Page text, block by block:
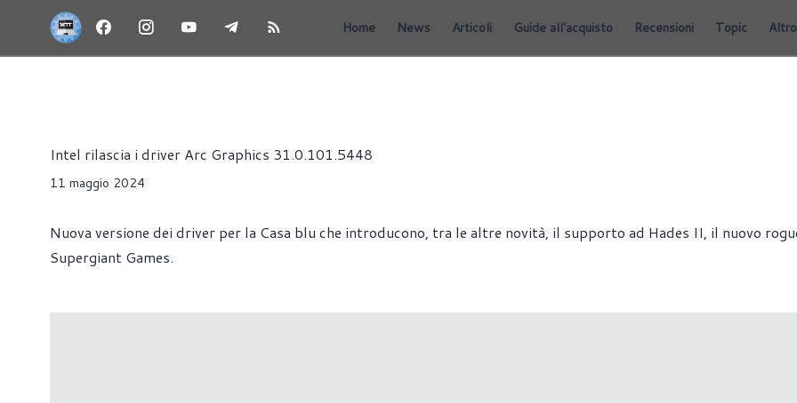
Home News Articoli Guide all'acquisto Recensioni Topic Altro
Intel rilascia i driver Arc Graphics 31.0.101.5448
11 maggio 2024
Nuova versione dei driver per la Casa blu che introducono, tra le altre novità, il supporto ad Hades II, il nuovo
Supergiant Games.